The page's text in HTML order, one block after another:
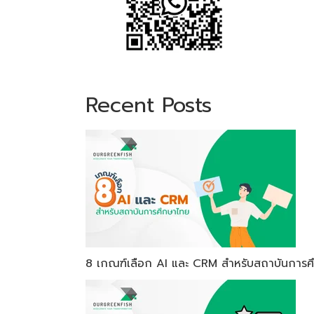
Recent Posts
8 เกณฑ์เลือก AI และ CRM สำหรับสถาบันการ